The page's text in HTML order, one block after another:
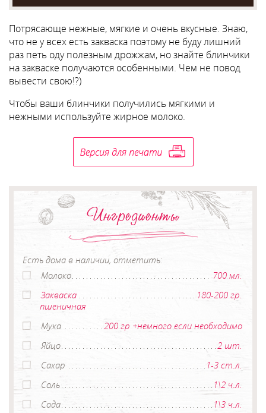
Потрясающе нежные, мягкие и очень вкусные. Знаю,
что не у всех есть закваска поэтому не буду лишний
раз петь оду полезным дрожжам, но знайте блинчики
на закваске получаются особенными. Чем не повод
вывести свою!?)
Чтобы ваши блинчики получились мягкими и
нежными используйте жирное молоко.
Ингредиенты
Есть дома в наличии, отметить:
Молоко
700 мл.
Закваска
пшеничная
180-200 гр.
Мука
200 гр +немного если необходимо
Яйцо
2 шт.
Сахар
1-3 ст.л.
Соль
1\2 ч.л.
Сода
1\3 ч.л.